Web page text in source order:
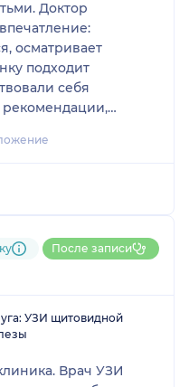
Доктор
осматривает
подходит
себя
на приеме у
аккуратно,
После записи
УЗИ щитовидной
Врач УЗИ